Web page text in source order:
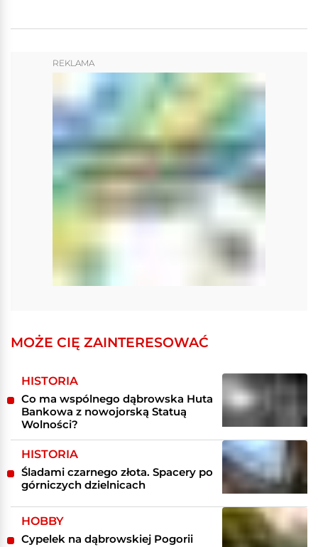
REKLAMA
MOŻE CIĘ ZAINTERESOWAĆ
HISTORIA
Co ma wspólnego dąbrowska Huta
Bankowa z nowojorską Statuą
Wolności?
HISTORIA
Śladami czarnego złota. Spacery po
górniczych dzielnicach
HOBBY
Cypelek na dąbrowskiej Pogorii